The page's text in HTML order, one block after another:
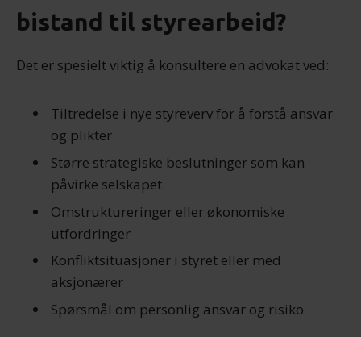
bistand til styrearbeid?
Det er spesielt viktig å konsultere en advokat ved:
Tiltredelse i nye styreverv for å forstå ansvar
og plikter
Større strategiske beslutninger som kan
påvirke selskapet
Omstruktureringer eller økonomiske
utfordringer
Konfliktsituasjoner i styret eller med
aksjonærer
Spørsmål om personlig ansvar og risiko